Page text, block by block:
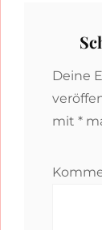
Deine
mit *